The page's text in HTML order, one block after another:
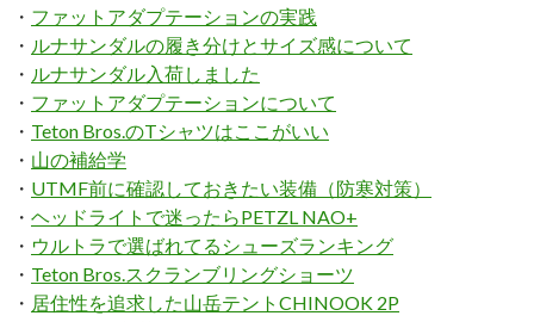
・ ファットアダプテーションの実践
・ ルナサンダルの履き分けとサイズ感について
・ ルナサンダル入荷しました
・ ファットアダプテーションについて
・ Teton Bros.のTシャツはここがいい
・ 山の補給学
・ UTMF前に確認しておきたい装備（防寒対策）
・ ヘッドライトで迷ったらPETZL NAO+
・ ウルトラで選ばれてるシューズランキング
・ Teton Bros.スクランブリングショーツ
・ 居住性を追求した山岳テントCHINOOK 2P